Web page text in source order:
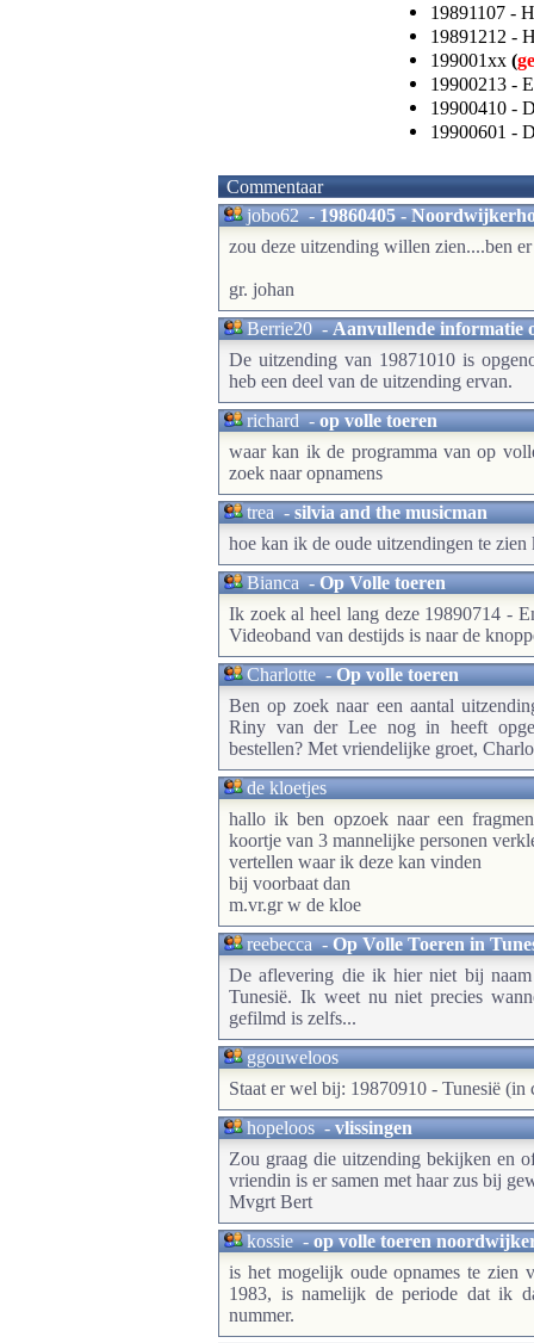
19891107 -
19891212 -
199001xx (
19900213 -
19900410 -
19900601 -
Commentaar
jobo62-19860405 -
zou deze uitzending willen zien....ben
gr. johan
Berrie20-Aanvullende informatie
De uitzending van 19871010 is
heb een deel van de uitzending ervan.
richard-op volle toeren
waar kan ik de programma van op
zoek naar opnamens
trea-silvia and the musicman
hoe kan ik de oude uitzendingen te
Bianca-Op Volle toeren
Ik zoek al heel lang deze 19890714 -
Videoband van destijds is naar de
Charlotte-Op volle toeren
Ben op zoek naar een aantal
Riny van der Lee nog in heeft
bestellen? Met vriendelijke groet,
de kloetjes
hallo ik ben opzoek naar een
koortje van 3 mannelijke personen
vertellen waar ik deze kan vinden
bij voorbaat dan
m.vr.gr w de kloe
reebecca-Op Volle Toeren in
De aflevering die ik hier niet bij
Tunesië. Ik weet nu niet precies
gefilmd is zelfs...
ggouweloos
Staat er wel bij: 19870910 - Tunesië (in
hopeloos-vlissingen
Zou graag die uitzending bekijken en
vriendin is er samen met haar zus bij
Mvgrt Bert
kossie-op volle toeren
is het mogelijk oude opnames te zien
1983, is namelijk de periode dat ik
nummer.